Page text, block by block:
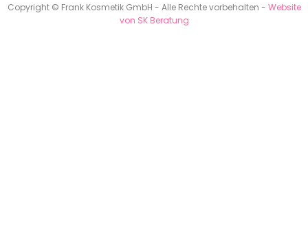
Copyright © Frank Kosmetik GmbH - Alle Rechte vorbehalten - Website
von SK Beratung